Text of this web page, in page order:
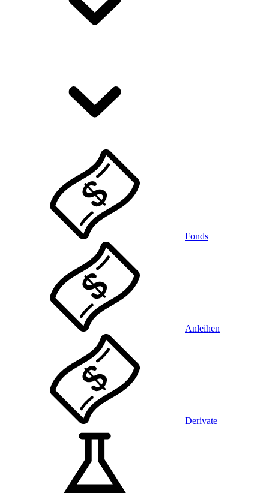
Fonds
Anleihen
Derivate